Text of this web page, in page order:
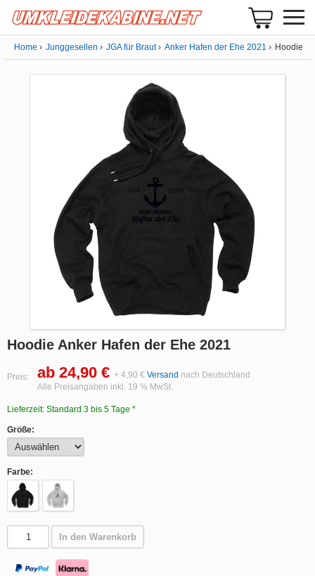
Home Junggesellen JGA für Braut Anker Hafen der Ehe 2021 Hoodie
Hoodie Anker Hafen der Ehe 2021
Preis: ab 24,90 € + 4,90 € Versand nach Deutschland
Alle Preisangaben inkl. 19 % MwSt.
Lieferzeit: Standard 3 bis 5 Tage *
Größe:
Farbe:
In den Warenkorb